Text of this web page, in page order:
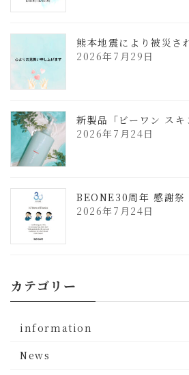
熊本地震により被災さ
2026年7月29日
新製品「ビーワン ス
2026年7月24日
BEONE30周年 感謝祭
2026年7月24日
カテゴリー
information
News